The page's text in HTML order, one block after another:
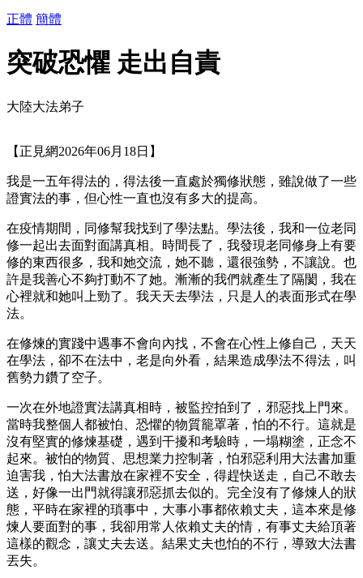
正體 簡體
突破恐懼 走出自責
大陸大法弟子
【正見網2026年06月18日】
我是一五年得法的，得法後一直處於獨修狀態，雖說做了一些
證實法的事，但心性一直也沒有多大的提高。
在疫情期間，同修幫我找到了學法點。學法後，我和一位老同
修一起出去面對面講真相。時間長了，我發現老同修身上有要
修的東西很多，我和她交流，她不聽，還很強勢，不讓說。也
許是我善心不夠打動不了她。漸漸的我們就產生了隔閡，我在
心裡就和她叫上勁了。我天天去學法，只是人的表面形式在學
法。
在修煉的實踐中遇事不會向內找，不會在心性上修自己，天天
在學法，卻不在法中，老是向外看，結果造成學法不得法，叫
舊勢力鑽了空子。
一次在外地證實法講真相時，被監控拍到了，邪惡找上門來。
當時我整個人都被怕、恐懼的物質籠罩著，怕的不行。這就是
沒有堅實的修煉基礎，遇到干擾和考驗時，一塌糊塗，正念不
起來。被怕的物質、思想業力控制著，怕邪惡利用大法書加重
迫害我，怕大法書放在家裡不安全，得趕快送走，自己不敢去
送，好像一出門就得讓邪惡抓去似的。完全沒有了修煉人的狀
態，平時在家裡的瑣事中，大事小事都依賴丈夫，這本來是修
煉人要面對的事，我卻用常人依賴丈夫的情，有事丈夫給頂著
這樣的觀念，讓丈夫去送。結果丈夫也怕的不行，導致大法書
丟失。